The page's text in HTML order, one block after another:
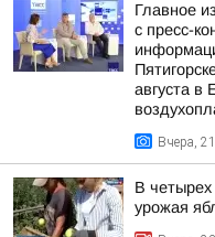
Главное
с пресс-
августа в
Вчера,
В четырех
урожая